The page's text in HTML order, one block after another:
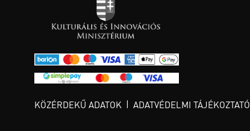
KÖZÉRDEKŰ ADATOK ADATVÉDELMI TÁJÉKOZTATÓ